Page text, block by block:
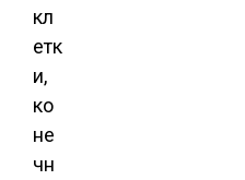
кл
етк
и,
ко
не
чн